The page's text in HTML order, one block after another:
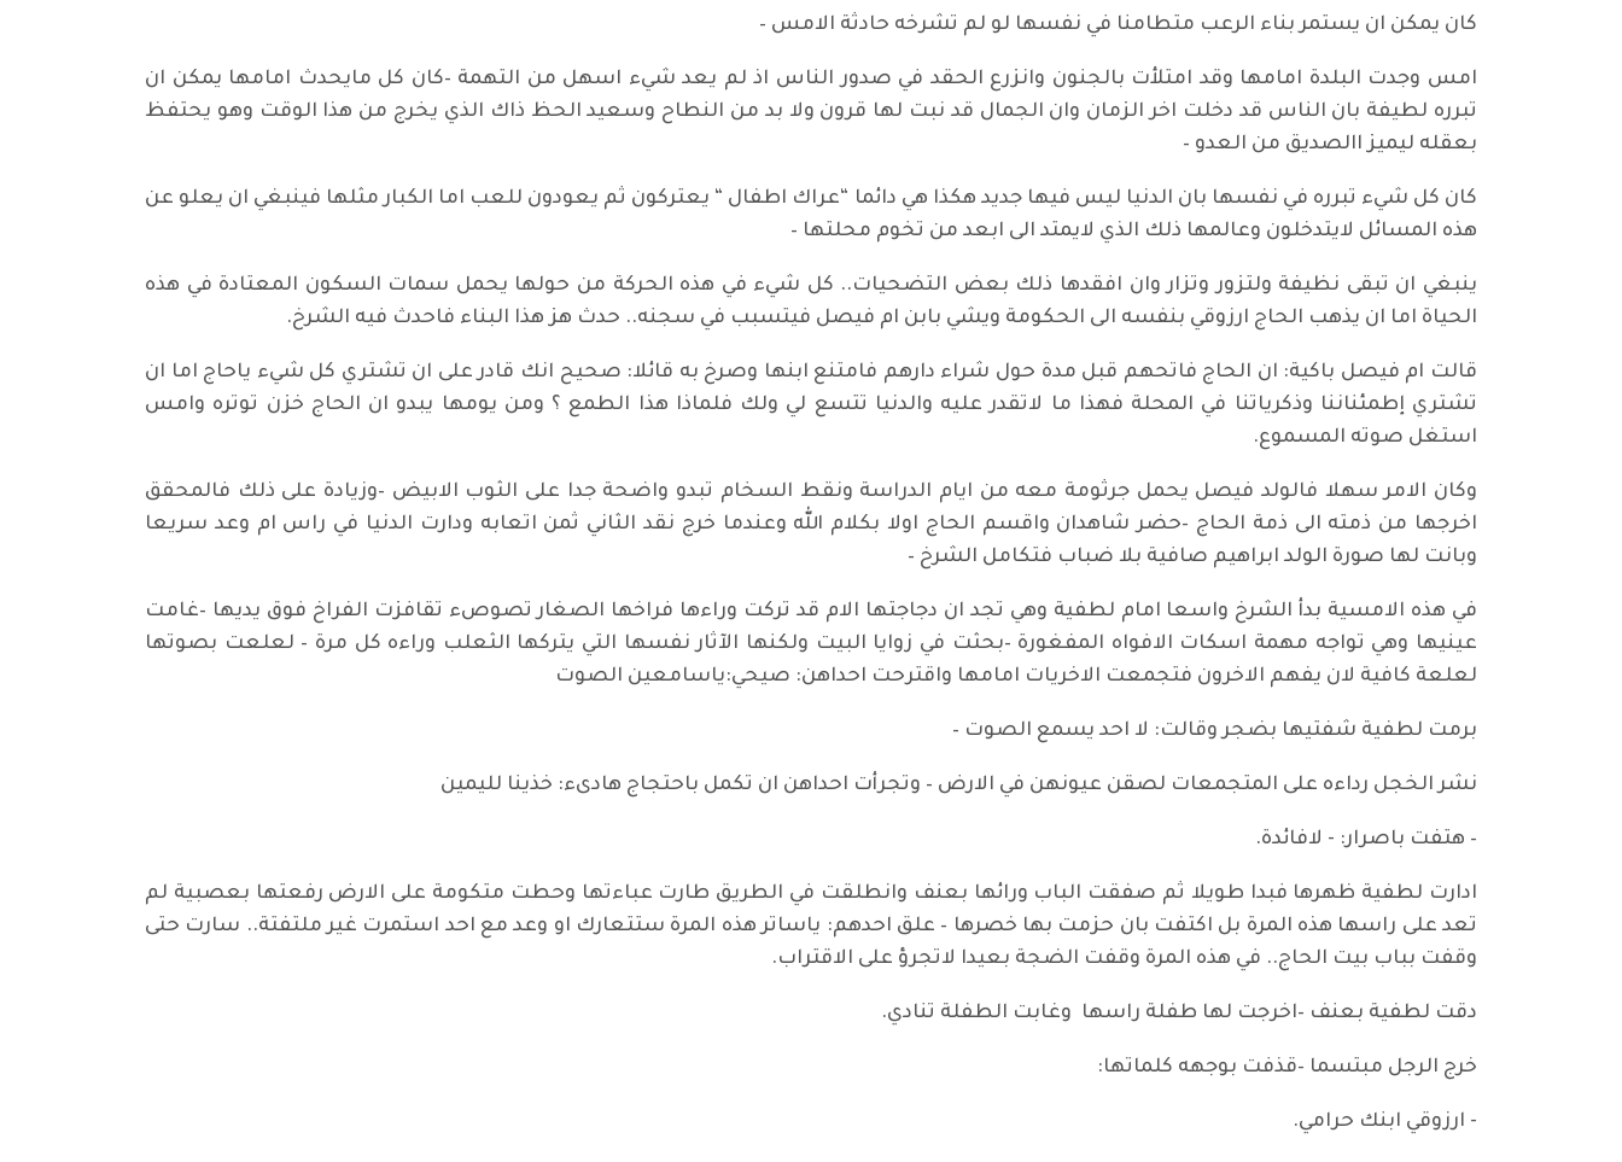
كان يمكن ان يستمر بناء الرعب متطامنا في نفسها لو لم تشرخه حادثة الامس –
امس وجدت البلدة امامها وقد امتلأت بالجنون وانزرع الحقد في صدور الناس اذ لم يعد شيء اسهل من التهمة –كان كل مايحدث امامها يمكن ان
تبرره لطيفة بان الناس قد دخلت اخر الزمان وان الجمال قد نبت لها قرون ولا بد من النطاح وسعيد الحظ ذاك الذي يخرج من هذا الوقت وهو يحتفظ
بعقله ليميز االصديق من العدو –
كان كل شيء تبرره في نفسها بان الدنيا ليس فيها جديد هكذا هي دائما “عراك اطفال “ يعتركون ثم يعودون للعب اما الكبار مثلها فينبغي ان يعلو عن
هذه المسائل لايتدخلون وعالمها ذلك الذي لايمتد الى ابعد من تخوم محلتها –
ينبغي ان تبقى نظيفة ولتزور وتزار وان افقدها ذلك بعض التضحيات.. كل شيء في هذه الحركة من حولها يحمل سمات السكون المعتادة في هذه
الحياة اما ان يذهب الحاج ارزوقي بنفسه الى الحكومة ويشي بابن ام فيصل فيتسبب في سجنه.. حدث هز هذا البناء فاحدث فيه الشرخ.
قالت ام فيصل باكية: ان الحاج فاتحهم قبل مدة حول شراء دارهم فامتنع ابنها وصرخ به قائلا: صحيح انك قادر على ان تشتري كل شيء ياحاج اما ان
تشتري إطمئناننا وذكرياتنا في المحلة فهذا ما لاتقدر عليه والدنيا تتسع لي ولك فلماذا هذا الطمع ؟ ومن يومها يبدو ان الحاج خزن توتره وامس
استغل صوته المسموع.
وكان الامر سهلا فالولد فيصل يحمل جرثومة معه من ايام الدراسة ونقط السخام تبدو واضحة جدا على الثوب الابيض –وزيادة على ذلك فالمحقق
اخرجها من ذمته الى ذمة الحاج –حضر شاهدان واقسم الحاج اولا بكلام الله وعندما خرج نقد الثاني ثمن اتعابه ودارت الدنيا في راس ام وعد سريعا
وبانت لها صورة الولد ابراهيم صافية بلا ضباب فتكامل الشرخ –
في هذه الامسية بدأ الشرخ واسعا امام لطفية وهي تجد ان دجاجتها الام قد تركت وراءها فراخها الصغار تصوصء تقافزت الفراخ فوق يديها –غامت
عينيها وهي تواجه مهمة اسكات الافواه المفغورة –بحثت في زوايا البيت ولكنها الآثار نفسها التي يتركها الثعلب وراءه كل مرة – لعلعت بصوتها
لعلعة كافية لان يفهم الاخرون فتجمعت الاخريات امامها واقترحت احداهن: صيحي:ياسامعين الصوت
برمت لطفية شفتيها بضجر وقالت: لا احد يسمع الصوت –
نشر الخجل رداءه على المتجمعات لصقن عيونهن في الارض – وتجرأت احداهن ان تكمل باحتجاج هادىء: خذينا لليمين
– هتفت باصرار: - لافائدة.
ادارت لطفية ظهرها فبدا طويلا ثم صفقت الباب ورائها بعنف وانطلقت في الطريق طارت عباءتها وحطت متكومة على الارض رفعتها بعصبية لم
تعد على راسها هذه المرة بل اكتفت بان حزمت بها خصرها – علق احدهم: ياساتر هذه المرة ستتعارك او وعد مع احد استمرت غير ملتفتة.. سارت حتى
وقفت بباب بيت الحاج.. في هذه المرة وقفت الضجة بعيدا لاتجرؤ على الاقتراب.
دقت لطفية بعنف –اخرجت لها طفلة راسها وغابت الطفلة تنادي.
خرج الرجل مبتسما –قذفت بوجهه كلماتها:
- ارزوقي ابنك حرامي.